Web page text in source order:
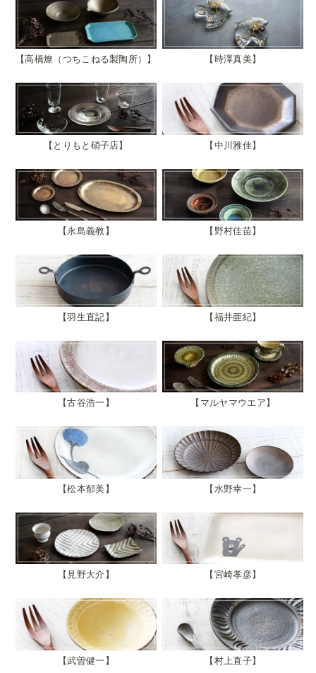
高橋燎（つちこねる製陶所） 時澤真美
とりもと硝子店 中川雅佳
永島義教 野村佳苗
羽生直記 福井亜紀
古谷浩一 マルヤマウエア
松本郁美 水野幸一
見野大介 宮崎孝彦
武曽健一 村上直子